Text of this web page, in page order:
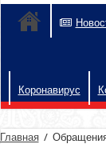
Коронавирус
Главная /